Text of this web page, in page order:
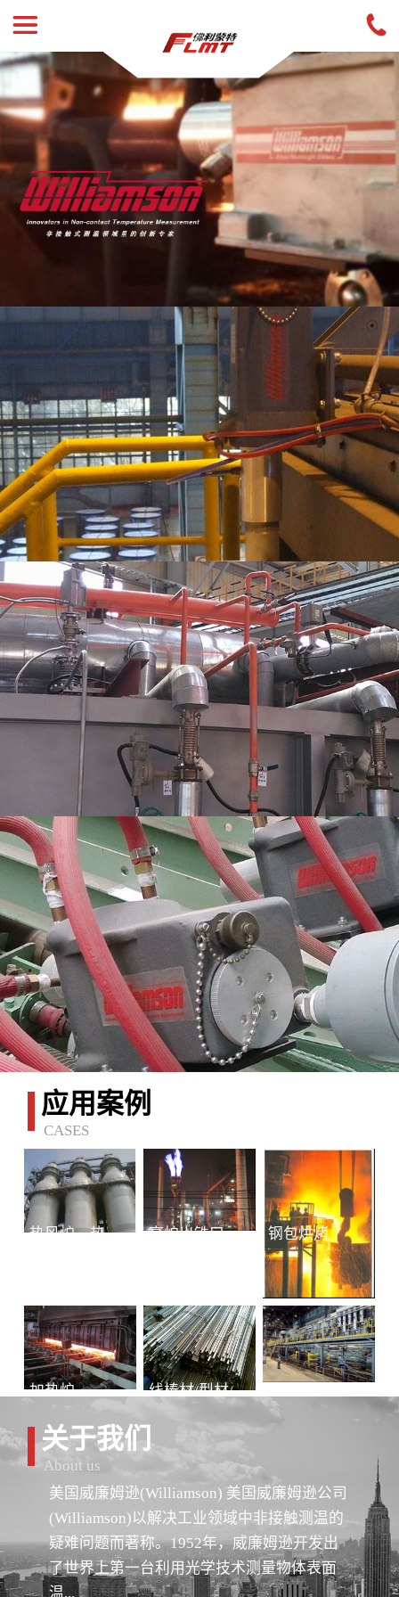
应用案例
CASES
热风炉、热风总管 高炉出铁口铁水连续测温 钢包烘烤
加热炉 线棒材/型材/管材
关于我们
About us
美国威廉姆逊(Williamson) 美国威廉姆逊公司
(Williamson)以解决工业领域中非接触测温的
疑难问题而著称。1952年，威廉姆逊开发出
了世界上第一台利用光学技术测量物体表面
温...